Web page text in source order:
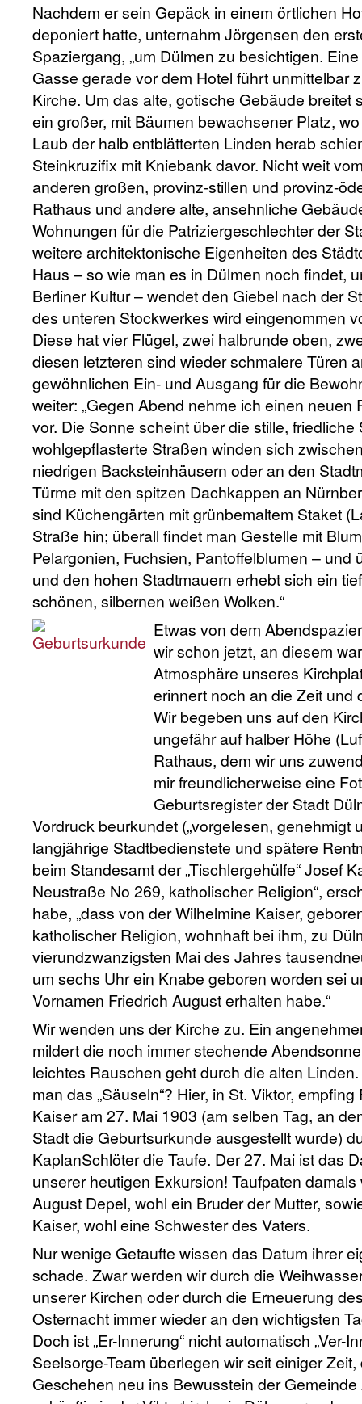
Nachdem er sein Gepäck in einem örtlichen
deponiert hatte, unternahm Jörgensen den
Spaziergang, „um Dülmen zu besichtigen. Eine
Gasse gerade vor dem Hotel führt unmittelbar
Kirche. Um das alte, gotische Gebäude breitet
ein großer, mit Bäumen bewachsener Platz,
Laub der halb entblätterten Linden herab
Steinkruzifix mit Kniebank davor. Nicht weit
anderen großen, provinz-stillen und provinz-
Rathaus und andere alte, ansehnliche
Wohnungen für die Patriziergeschlechter der
weitere architektonische Eigenheiten des
Haus – so wie man es in Dülmen noch findet,
Berliner Kultur – wendet den Giebel nach der
des unteren Stockwerkes wird eingenommen
Diese hat vier Flügel, zwei halbrunde oben,
diesen letzteren sind wieder schmalere Türen
gewöhnlichen Ein- und Ausgang für die
weiter: „Gegen Abend nehme ich einen
vor. Die Sonne scheint über die stille, friedliche
wohlgepflasterte Straßen winden sich
niedrigen Backsteinhäusern oder an den
Türme mit den spitzen Dachkappen an
sind Küchengärten mit grünbemaltem Staket
Straße hin; überall findet man Gestelle mit
Pelargonien, Fuchsien, Pantoffelblumen – und
und den hohen Stadtmauern erhebt sich ein
schönen, silbernen weißen Wolken.“
Etwas von dem
wir schon jetzt, an diesem
Atmosphäre unseres
erinnert noch an die Zeit und
Wir begeben uns auf den
ungefähr auf halber Höhe
Rathaus, dem wir uns
mir freundlicherweise eine
Geburtsregister der Stadt
Vordruck beurkundet („vorgelesen, genehmigt
langjährige Stadtbedienstete und spätere
beim Standesamt der „Tischlergehülfe“ Josef
Neustraße No 269, katholischer Religion“,
habe, „dass von der Wilhelmine Kaiser,
katholischer Religion, wohnhaft bei ihm, zu
vierundzwanzigsten Mai des Jahres
um sechs Uhr ein Knabe geboren worden sei
Vornamen Friedrich August erhalten habe.“
Wir wenden uns der Kirche zu. Ein
mildert die noch immer stechende
leichtes Rauschen geht durch die alten
man das „Säuseln“? Hier, in St. Viktor, empfing
Kaiser am 27. Mai 1903 (am selben Tag, an
Stadt die Geburtsurkunde ausgestellt wurde)
KaplanSchlöter die Taufe. Der 27. Mai ist das
unserer heutigen Exkursion! Taufpaten damals
August Depel, wohl ein Bruder der Mutter,
Kaiser, wohl eine Schwester des Vaters.
Nur wenige Getaufte wissen das Datum ihrer
schade. Zwar werden wir durch die
unserer Kirchen oder durch die Erneuerung
Osternacht immer wieder an den wichtigsten
Doch ist „Er-Innerung“ nicht automatisch „Ver-
Seelsorge-Team überlegen wir seit einiger
Geschehen neu ins Bewusstein der